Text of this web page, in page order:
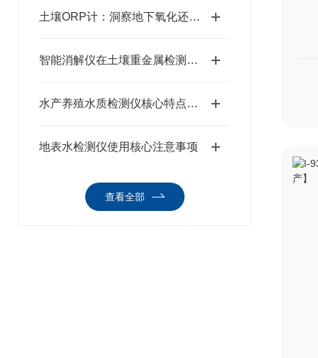
土壤ORP计：洞察地下氧化还原状态的“微观探针”
智能消解仪在土壤重金属检测与COD水质分析中的标准化流程
水产养殖水质检测仪核心特点解析：赋能养殖水体精准管控
地表水检测仪使用核心注意事项
查看全部